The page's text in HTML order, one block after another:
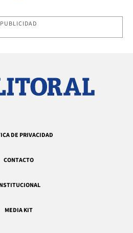
PUBLICIDAD
DE PRIVACIDAD
CONTACTO
MEDIA KIT